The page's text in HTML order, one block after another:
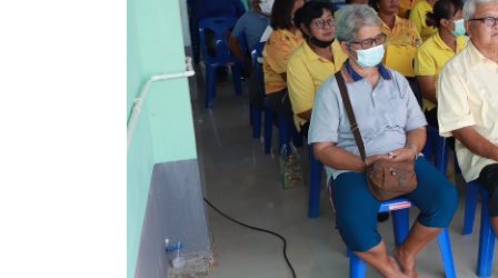
ประกาศราคากลาง
ประกาศเชิญชวนประกวดราคา (e-bidding)
ยกเลิกประกาศเชิญชวน
ยกเลิกประกาศผู้ชนะ